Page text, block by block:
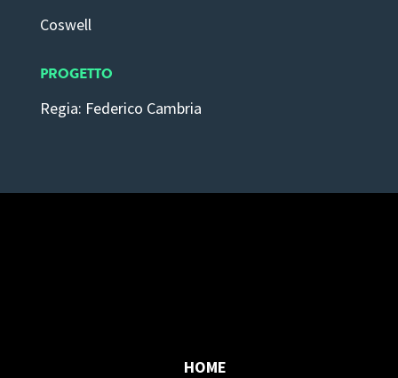
Coswell
PROGETTO
Regia: Federico Cambria
HOME